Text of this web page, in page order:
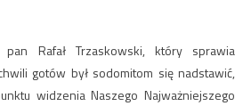
Rafał Trzaskowski, który sprawia
gotów był sodomitom się nadstawić,
widzenia Naszego Najważniejszego